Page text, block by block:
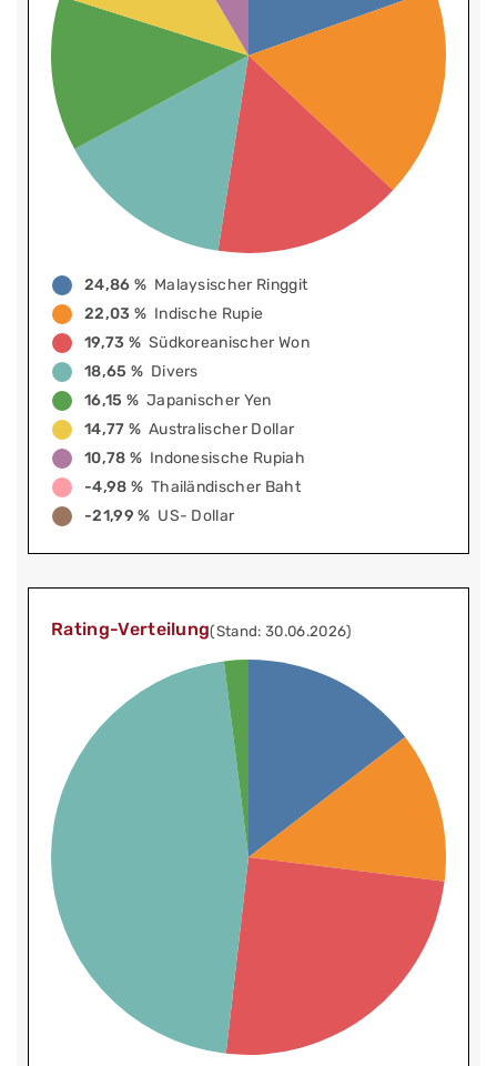
24,86 % Malaysischer Ringgit
22,03 % Indische Rupie
19,73 % Südkoreanischer Won
18,65 % Divers
16,15 % Japanischer Yen
14,77 % Australischer Dollar
10,78 % Indonesische Rupiah
-4,98 % Thailändischer Baht
-21,99 % US- Dollar
Rating-Verteilung(Stand: 30.06.2026)